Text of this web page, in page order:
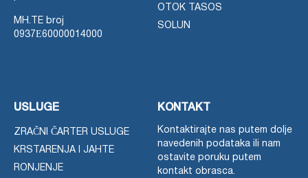
MH.TE broj
0937Ε60000014000
OTOK TASOS
SOLUN
USLUGE
ZRAČNI ČARTER USLUGE
KRSTARENJA I JAHTE
RONJENJE
KONTAKT
Kontaktirajte nas putem dolje
navedenih podataka ili nam
ostavite poruku putem
kontakt obrasca.